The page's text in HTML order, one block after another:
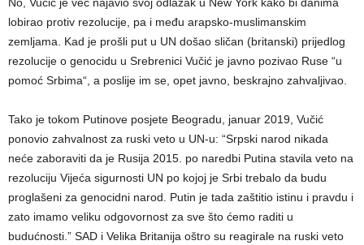
No, Vučić je već najavio svoj odlazak u New York kako bi danima
lobirao protiv rezolucije, pa i među arapsko-muslimanskim
zemljama. Kad je prošli put u UN došao sličan (britanski) prijedlog
rezolucije o genocidu u Srebrenici Vučić je javno pozivao Ruse “u
pomoć Srbima“, a poslije im se, opet javno, beskrajno zahvaljivao.
Tako je tokom Putinove posjete Beogradu, januar 2019, Vučić
ponovio zahvalnost za ruski veto u UN-u: “Srpski narod nikada
neće zaboraviti da je Rusija 2015. po naredbi Putina stavila veto na
rezoluciju Vijeća sigurnosti UN po kojoj je Srbi trebalo da budu
proglašeni za genocidni narod. Putin je tada zaštitio istinu i pravdu i
zato imamo veliku odgovornost za sve što ćemo raditi u
budućnosti.” SAD i Velika Britanija oštro su reagirale na ruski veto